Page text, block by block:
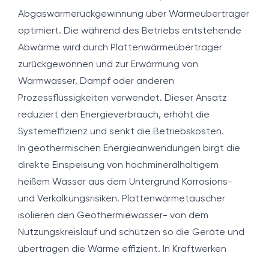
Abgaswärmerückgewinnung über Wärmeübertrager
optimiert. Die während des Betriebs entstehende
Abwärme wird durch Plattenwärmeübertrager
zurückgewonnen und zur Erwärmung von
Warmwasser, Dampf oder anderen
Prozessflüssigkeiten verwendet. Dieser Ansatz
reduziert den Energieverbrauch, erhöht die
Systemeffizienz und senkt die Betriebskosten.
In geothermischen Energieanwendungen birgt die
direkte Einspeisung von hochmineralhaltigem
heißem Wasser aus dem Untergrund Korrosions-
und Verkalkungsrisiken. Plattenwärmetauscher
isolieren den Geothermiewasser- von dem
Nutzungskreislauf und schützen so die Geräte und
übertragen die Wärme effizient. In Kraftwerken